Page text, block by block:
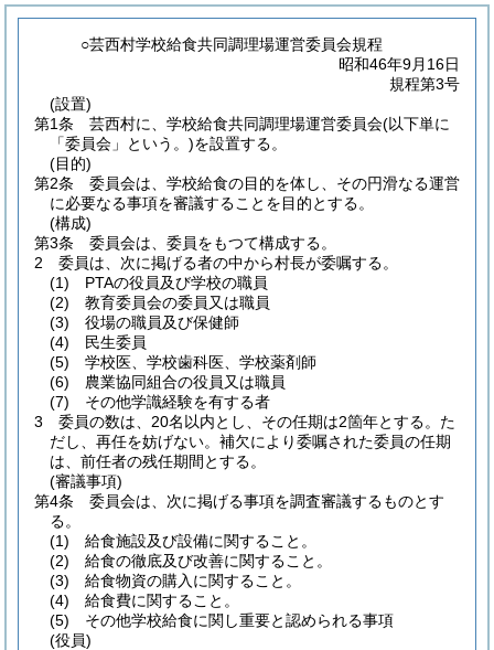
○芸西村学校給食共同調理場運営委員会規程
昭和46年9月16日
規程第3号
(設置)
第1条
芸西村に、学校給食共同調理場運営委員会(以下単に
「委員会」という。)を設置する。
(目的)
第2条
委員会は、学校給食の目的を体し、その円滑なる運営
に必要なる事項を審議することを目的とする。
(構成)
第3条
委員会は、委員をもつて構成する。
2
委員は、次に掲げる者の中から村長が委嘱する。
(1)
PTAの役員及び学校の職員
(2)
教育委員会の委員又は職員
(3)
役場の職員及び保健師
(4)
民生委員
(5)
学校医、学校歯科医、学校薬剤師
(6)
農業協同組合の役員又は職員
(7)
その他学識経験を有する者
3
委員の数は、20名以内とし、その任期は2箇年とする。 た
だし、再任を妨げない。 補欠により委嘱された委員の任期
は、前任者の残任期間とする。
(審議事項)
第4条
委員会は、次に掲げる事項を調査審議するものとす
る。
(1)
給食施設及び設備に関すること。
(2)
給食の徹底及び改善に関すること。
(3)
給食物資の購入に関すること。
(4)
給食費に関すること。
(5)
その他学校給食に関し重要と認められる事項
(役員)